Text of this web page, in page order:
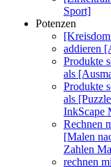
Sport]
Potenzen
addieren
Produkte
als
Produkte
als [Puzzle
InkScape
Rechnen
[Malen
Zahlen
rechnen